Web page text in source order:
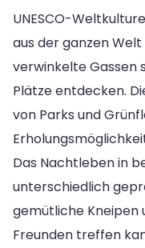
UNESCO-
aus der ganzen
verwinkelte Gassen
Plätze entdecken.
von Parks und
Das Nachtleben in
unterschiedlich
gemütliche Kneipen
Freunden treffen